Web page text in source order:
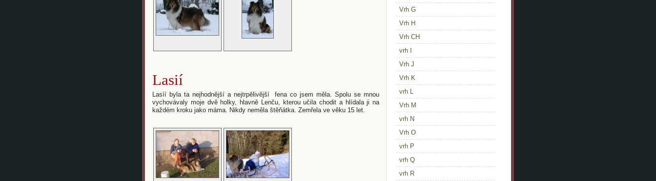
Lasií
Lasíí byla ta nejhodnější a nejtrpělivější fena co jsem měla. Spolu se mnou
vychovávaly moje dvě holky, hlavně Lenču, kterou učila chodit a hlídala ji na
každém kroku jako máma. Nikdy neměla štěňátka. Zemřela ve věku 15 let.
Vrh G
Vrh H
Vrh CH
vrh I
Vrh J
Vrh K
vrh L
Vrh M
vrh N
Vrh O
vrh P
vrh Q
vrh R